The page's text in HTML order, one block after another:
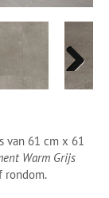
Next
Next
van 61 cm x 61
Warm Grijs
rondom.